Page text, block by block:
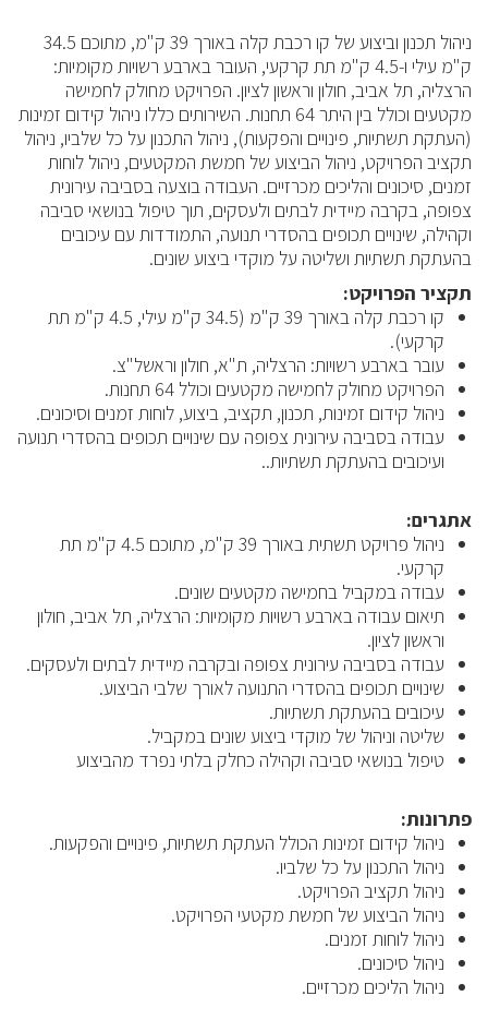
ניהול תכנון וביצוע של קו רכבת קלה באורך 39 ק"מ, מתוכם 34.5
ק"מ עילי ו-4.5 ק"מ תת קרקעי, העובר בארבע רשויות מקומיות:
הרצליה, תל אביב, חולון וראשון לציון. הפרויקט מחולק לחמישה
מקטעים וכולל בין היתר 64 תחנות. השירותים כללו ניהול קידום זמינות
(העתקת תשתיות, פינויים והפקעות), ניהול התכנון על כל שלביו, ניהול
תקציב הפרויקט, ניהול הביצוע של חמשת המקטעים, ניהול לוחות
זמנים, סיכונים והליכים מכרזיים. העבודה בוצעה בסביבה עירונית
צפופה, בקרבה מיידית לבתים ולעסקים, תוך טיפול בנושאי סביבה
וקהילה, שינויים תכופים בהסדרי תנועה, התמודדות עם עיכובים
בהעתקת תשתיות ושליטה על מוקדי ביצוע שונים.
תקציר הפרויקט:
קו רכבת קלה באורך 39 ק"מ (34.5 ק"מ עילי, 4.5 ק"מ תת
קרקעי).
עובר בארבע רשויות: הרצליה, ת"א, חולון וראשל"צ.
הפרויקט מחולק לחמישה מקטעים וכולל 64 תחנות.
ניהול קידום זמינות, תכנון, תקציב, ביצוע, לוחות זמנים וסיכונים.
עבודה בסביבה עירונית צפופה עם שינויים תכופים בהסדרי תנועה
ועיכובים בהעתקת תשתיות..
אתגרים:
ניהול פרויקט תשתית באורך 39 ק"מ, מתוכם 4.5 ק"מ תת
קרקעי.
עבודה במקביל בחמישה מקטעים שונים.
תיאום עבודה בארבע רשויות מקומיות: הרצליה, תל אביב, חולון
וראשון לציון.
עבודה בסביבה עירונית צפופה ובקרבה מיידית לבתים ולעסקים.
שינויים תכופים בהסדרי התנועה לאורך שלבי הביצוע.
עיכובים בהעתקת תשתיות.
שליטה וניהול של מוקדי ביצוע שונים במקביל.
טיפול בנושאי סביבה וקהילה כחלק בלתי נפרד מהביצוע
פתרונות:
ניהול קידום זמינות הכולל העתקת תשתיות, פינויים והפקעות.
ניהול התכנון על כל שלביו.
ניהול תקציב הפרויקט.
ניהול הביצוע של חמשת מקטעי הפרויקט.
ניהול לוחות זמנים.
ניהול סיכונים.
ניהול הליכים מכרזיים.